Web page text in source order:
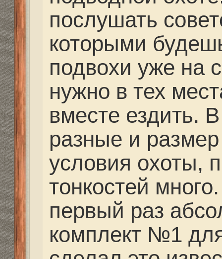
Ответить
Вернуться в Снаряжение
555 online плеер
Просмотр видео
Смотрите на
Реквизиты
555hf.tv. Охотничье - рыболовный интернет канал.
© 2009-2019. Копирование материалов с сайта